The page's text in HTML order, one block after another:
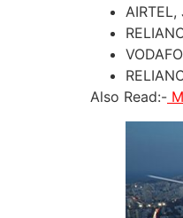
Also Read:-